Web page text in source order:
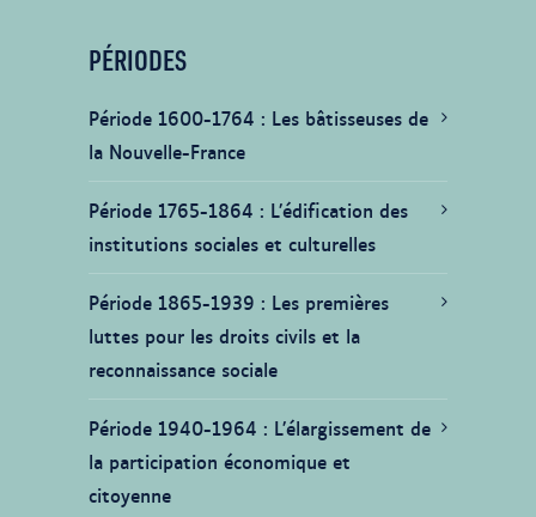
PÉRIODES
Période 1600-1764
Les bâtisseuses de
la Nouvelle-France
Période 1765-1864
L’édification des
institutions sociales et culturelles
Période 1865-1939
Les premières
luttes pour les droits civils et la
reconnaissance sociale
Période 1940-1964
L’élargissement de
la participation économique et
citoyenne